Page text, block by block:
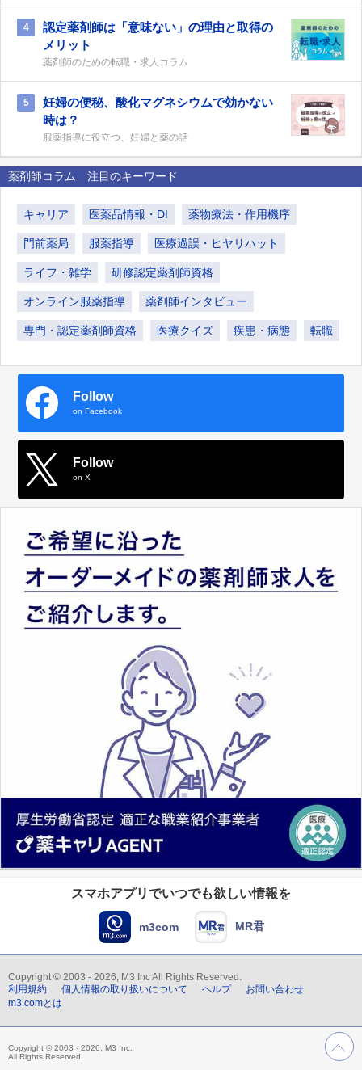
4
認定薬剤師は「意味ない」の理由と取得の
メリット
薬剤師のための転職・求人コラム
5
妊婦の便秘、酸化マグネシウムで効かない
時は？
服薬指導に役立つ、妊婦と薬の話
薬剤師コラム 注目のキーワード
キャリア 医薬品情報・DI 薬物療法・作用機序
門前薬局 服薬指導 医療過誤・ヒヤリハット
ライフ・雑学 研修認定薬剤師資格
オンライン服薬指導 薬剤師インタビュー
専門・認定薬剤師資格 医療クイズ 疾患・病態 転職
Follow
on Facebook
Follow
on X
スマホアプリでいつでも欲しい情報を
m3com MR君
Copyright © 2003 - 2026, M3 Inc All Rights Reserved.
利用規約
個人情報の取り扱いについて ヘルプ
お問い合わせ
m3.comとは
Copyright © 2003 - 2026, M3 Inc.
All Rights Reserved.